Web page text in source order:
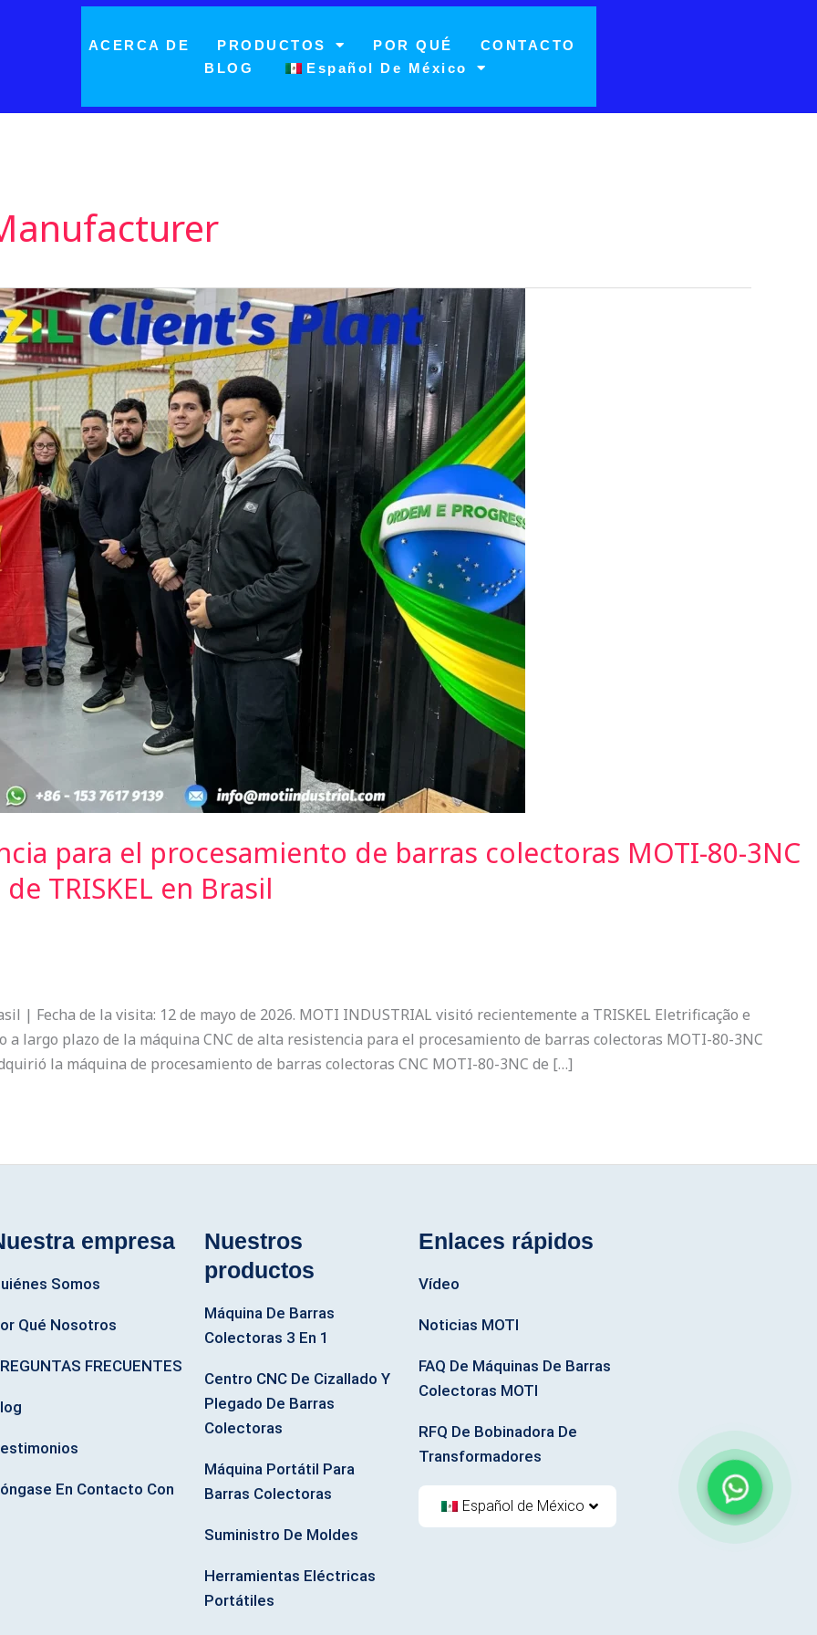
ACERCA DE PRODUCTOS POR QUÉ
CONTACTO
BLOG
Español De México
para el procesamiento de barras colectoras MOTI-80-3NC
TRISKEL en Brasil
| Fecha de la visita: 12 de mayo de 2026. MOTI INDUSTRIAL visitó recientemente a TRISKEL Eletrificação e
largo plazo de la máquina CNC de alta resistencia para el procesamiento de barras colectoras MOTI-80-3NC
la máquina de procesamiento de barras colectoras CNC MOTI-80-3NC de […]
empresa
Somos
Qué Nosotros
FRECUENTES
En Contacto Con
Nuestros
productos
Máquina De Barras
Colectoras 3 En 1
Centro CNC De Cizallado Y
Plegado De Barras
Colectoras
Máquina Portátil Para
Barras Colectoras
Suministro De Moldes
Herramientas Eléctricas
Portátiles
Enlaces rápidos
Vídeo
Noticias MOTI
FAQ De Máquinas De Barras
Colectoras MOTI
RFQ De Bobinadora De
Transformadores
Español de México